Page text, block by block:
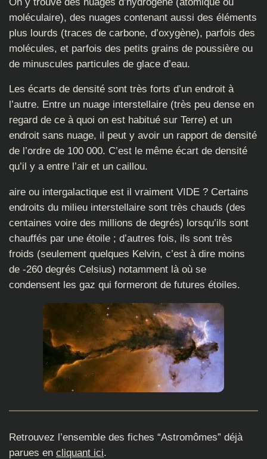
moléculaire), des nuages contenant aussi des éléments
plus lourds (traces de carbone, d’oxygène), parfois des
molécules, et parfois des petits grains de poussière ou
de minuscules particules de glace d’eau.
Les écarts de densité sont très forts d’un endroit à
l’autre. Entre un nuage interstellaire (très peu dense en
regard de ce à quoi on est habitué sur Terre) et un
endroit sans nuage, il peut y avoir un rapport de densité
de l’ordre de 100 000. C’est le même écart de densité
qu’il y a entre l’air et un caillou.
aire ou intergalactique est il vraiment VIDE ? Certains
endroits du milieu interstellaire sont très chauds (des
centaines voire des millions de degrés) lorsqu’ils sont
chauffés par une étoile ; d’autres fois, ils sont très
froids (seulement quelques Kelvin, c’est à dire moins
de -260 degrés Celsius) notamment là où se
condensent les gaz qui formeront de futures étoiles.
Retrouvez l’ensemble des fiches “Astromômes” déjà
parues en cliquant ici.